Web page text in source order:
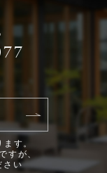
す。
すが、
さい